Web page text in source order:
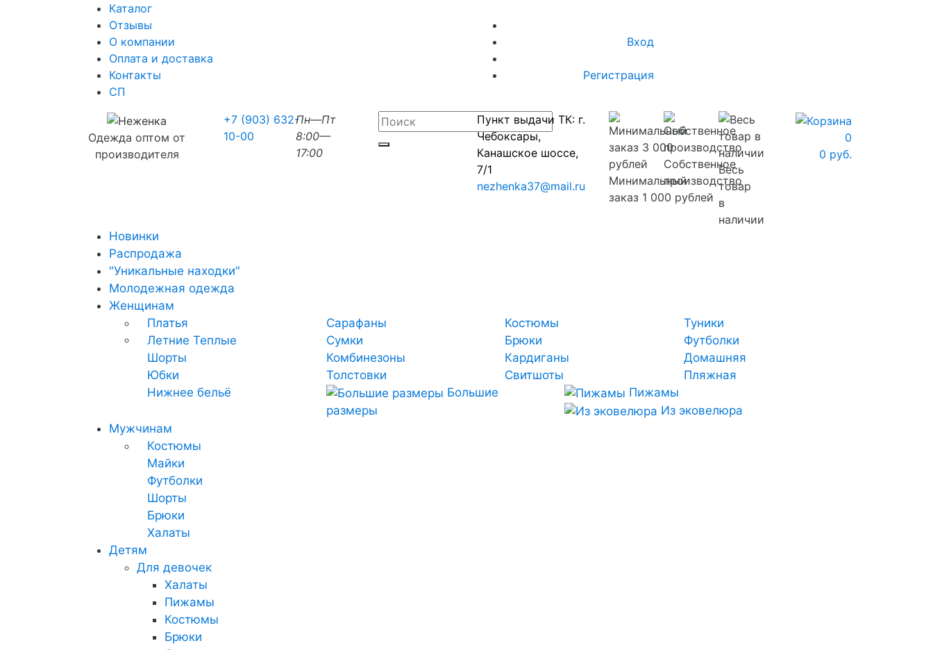
Каталог
Отзывы
О компании
Оплата и доставка
Контакты
СП
Вход
Регистрация
Одежда оптом от
производителя
+7 (903) 632-
10-00
Пн—Пт
8:00—
17:00
Пункт выдачи ТК: г.
Чебоксары,
Канашское шоссе,
7/1
nezhenka37@mail.ru
Минимальный
заказ 1 000 рублей
Собственное
производство
Весь
товар
в
наличии
0
0 руб.
Новинки
Распродажа
"Уникальные находки"
Молодежная одежда
Женщинам
Платья
Летние Теплые
Сарафаны Костюмы
Туники
Сумки
Брюки
Футболки
Шорты
Комбинезоны Кардиганы
Домашняя
Юбки
Толстовки Свитшоты
Пляжная
Нижнее бельё
Большие
размеры
Пижамы
Из эковелюра
Мужчинам
Костюмы
Майки
Футболки
Шорты
Брюки
Халаты
Детям
Для девочек
Халаты
Пижамы
Костюмы
Брюки